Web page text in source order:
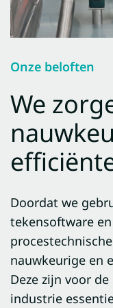
Onze beloften
We
Doordat we
tekensoftware
nauwkeurige en
Deze zijn voor
industrie